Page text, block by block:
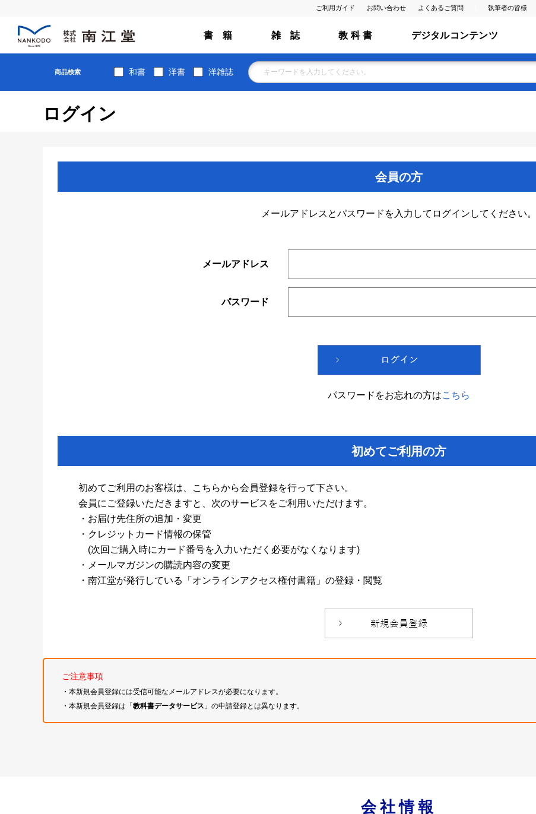
ご利用ガイド お問い合わせ よくあるご質問 執筆者の皆様
書 籍 雑 誌 教 科 書 デジタルコンテンツ
商品検索 和書 洋書 洋雑誌
ログイン
会員の方
メールアドレスとパスワードを入力してログインしてください。
メールアドレス
パスワード
パスワードをお忘れの方はこちら
初めてご利用の方
初めてご利用のお客様は、こちらから会員登録を行って下さい。
会員にご登録いただきますと、次のサービスをご利用いただけます。
・お届け先住所の追加・変更
・クレジットカード情報の保管
(次回ご購入時にカード番号を入力いただく必要がなくなります)
・メールマガジンの購読内容の変更
・南江堂が発行している「オンラインアクセス権付書籍」の登録・閲覧
ご注意事項
・本新規会員登録には受信可能なメールアドレスが必要になります。
・本新規会員登録は「教科書データサービス 」の申請登録とは異なります。
会社情報